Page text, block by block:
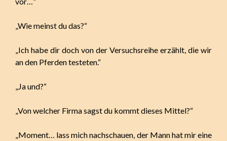
„Wie meinst du das?“
„Ich habe dir doch von der Versuchsreihe erzählt, die wir
an den Pferden testeten.“
„Ja und?“
„Von welcher Firma sagst du kommt dieses Mittel?“
„Moment… lass mich nachschauen, der Mann hat mir eine